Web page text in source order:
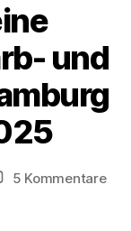
und
5 Kommentarezu